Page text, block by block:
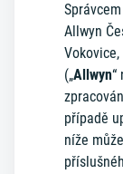
Allwyn
(„Allwyn“
případě
níže